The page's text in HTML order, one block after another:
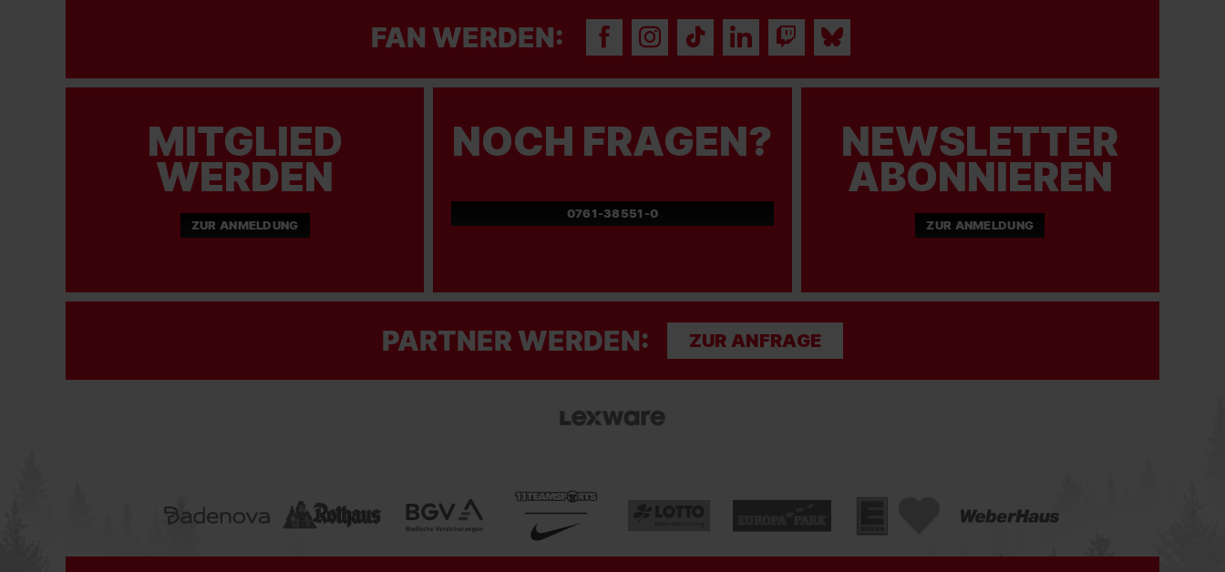
FAN WERDEN:
MITGLIED
WERDEN
ZUR ANMELDUNG
NOCH FRAGEN?
0761-38551-0
NEWSLETTER
ABONNIEREN
ZUR ANMELDUNG
PARTNER WERDEN: ZUR ANFRAGE